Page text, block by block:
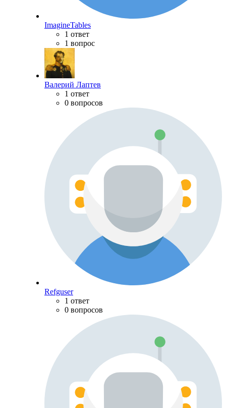
ImagineTables
1 ответ
1 вопрос
Валерий Лаптев
1 ответ
0 вопросов
Refguser
1 ответ
0 вопросов